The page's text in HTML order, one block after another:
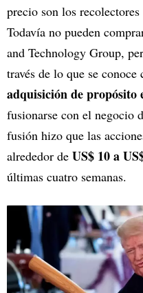
precio son los
Todavía no pueden
and Technology Group,
través de lo que se conoce
adquisición de propósito
fusionarse con el negocio
fusión hizo que las
alrededor de US$ 10 a
últimas cuatro semanas.